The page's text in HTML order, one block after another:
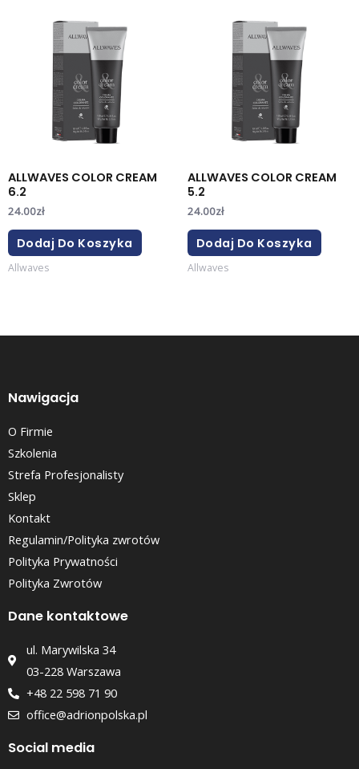
ALLWAVES COLOR CREAM
6.2
24.00zł
Dodaj Do Koszyka
Allwaves
ALLWAVES COLOR CREAM
5.2
24.00zł
Dodaj Do Koszyka
Allwaves
Nawigacja
O Firmie
Szkolenia
Strefa Profesjonalisty
Sklep
Kontakt
Regulamin/Polityka zwrotów
Polityka Prywatności
Polityka Zwrotów
Dane kontaktowe
ul. Marywilska 34
03-228 Warszawa
+48 22 598 71 90
office@adrionpolska.pl
Social media